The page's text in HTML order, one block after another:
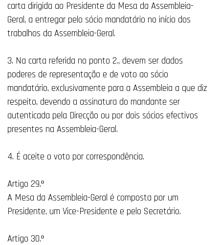
carta dirigida ao Presidente da Mesa da Assembleia-
Geral, a entregar pelo sócio mandatário no início dos
trabalhos da Assembleia-Geral.
3. Na carta referida no ponto 2., devem ser dados
poderes de representação e de voto ao sócio
mandatário, exclusivamente para a Assembleia a que diz
respeito, devendo a assinatura do mandante ser
autenticada pela Direcção ou por dois sócios efectivos
presentes na Assembleia-Geral.
4. É aceite o voto por correspondência.
Artigo 29.º
A Mesa da Assembleia-Geral é composta por um
Presidente, um Vice-Presidente e pelo Secretário.
Artigo 30.º